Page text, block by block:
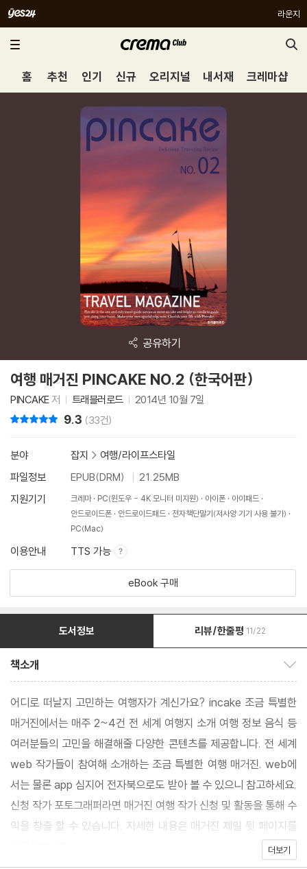
라운지
홈 추천 인기 신규 오리지널 내서재 크레마샵
공유하기
여행 매거진 PINCAKE NO.2 (한국어판)
PINCAKE저 트래블러로드 2014년 10월 7일
9.3 (33건)
분야 잡지 > 여행/라이프스타일
파일정보
EPUB(DRM)
21.25MB
지원기기
크레마 PC(윈도우 - 4K 모니터 미지원) 아이폰
아이패드
안드로이드폰
안드로이드패드
전자책단말기(저사양 기기 사용 불가)
PC(Mac)
이용안내 TTS 가능
eBook 구매
도서정보 리뷰/한줄평 11/22
책소개
어디로 떠날지 고민하는 여행자가 계신가요? incake 조금 특별한
매거진에서는 매주 2~4건 전 세계 여행지 소개 여행 정보 음식 등
여러분들의 고민을 해결해줄 다양한 콘텐츠를 제공합니다. 전 세계
web 작가들이 참여해 소개하는 조금 특별한 여행 매거진. web에
서는 물론 app 심지어 전자북으로도 받아 볼 수 있으니 참고하세요.
신청 작가 포토그래퍼라면 매거진 여행 작가 신청 및 활동을 통해 수
익을 창출 할 수 있습니다. 자세한 내용은 매거진 제일 뒷 페이지를
더보기